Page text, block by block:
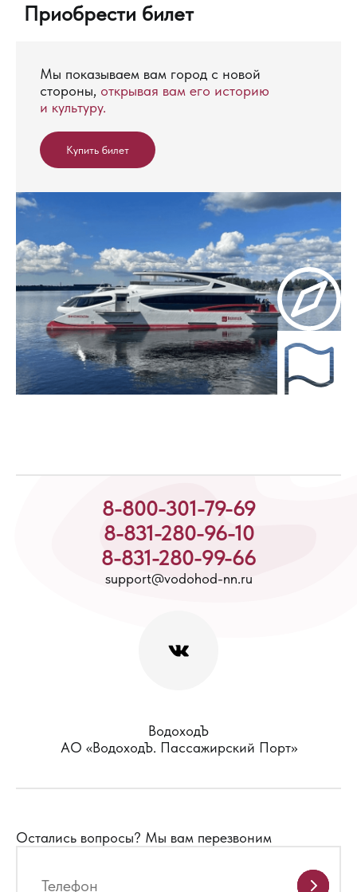
Приобрести билет
Мы показываем вам город с новой
стороны, открывая вам его историю
и культуру.
Купить билет
8-800-301-79-69
8-831-280-96-10
8-831-280-99-66
support@vodohod-nn.ru
ВодоходЪ
АО «ВодоходЪ. Пассажирский Порт»
Остались вопросы? Мы вам перезвоним